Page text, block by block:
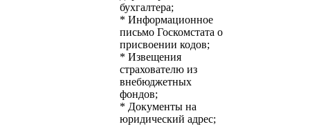
бухгалтера;
* Информационное
письмо Госкомстата о
присвоении кодов;
* Извещения
страхователю из
внебюджетных
фондов;
* Документы на
юридический адрес;